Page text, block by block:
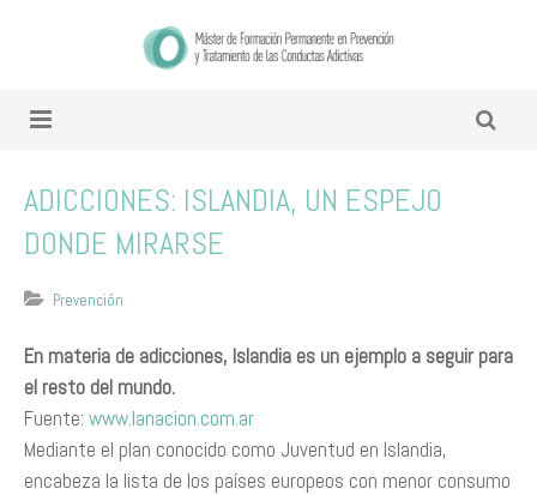
ADICCIONES: ISLANDIA, UN ESPEJO
DONDE MIRARSE
Prevención
En materia de adicciones, Islandia es un ejemplo a seguir para
el resto del mundo.
​Fuente:​ www.lanacion.com.ar
Mediante el plan conocido como Juventud en Islandia,
encabeza la lista de los países europeos con menor consumo